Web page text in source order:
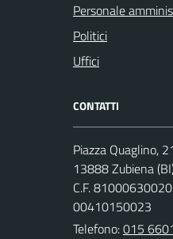
Personale
Politici
Uffici
CONTATTI
Piazza Quaglino, 21
13888 Zubiena
C.F.
00410150023
Telefono:015